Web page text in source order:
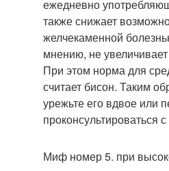
ежедневно
также снижает
желчекаменной
мнению, не
При этом норма для
считает бисон. Таким
урежьте его вдвое или
проконсультироваться
Миф номер 5. при